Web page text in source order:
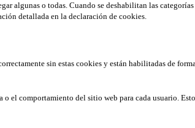
algunas o todas. Cuando se deshabilitan las
detallada en la declaración de cookies.
sin estas cookies y están habilitadas de
el comportamiento del sitio web para cada usuario.